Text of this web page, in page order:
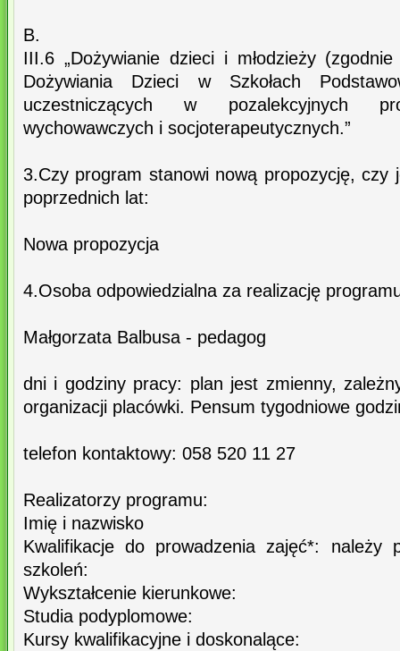
B.
III.6 „Dożywianie dzieci i młodzieży
Dożywiania Dzieci w Szkołach
uczestniczących w pozalekcyjnych
wychowawczych i socjoterapeutycznych.”
3.Czy program stanowi nową propozycję, czy
poprzednich lat:
Nowa propozycja
4.Osoba odpowiedzialna za realizację
Małgorzata Balbusa - pedagog
dni i godziny pracy: plan jest zmienny,
organizacji placówki. Pensum tygodniowe
telefon kontaktowy: 058 520 11 27
Realizatorzy programu:
Imię i nazwisko
Kwalifikacje do prowadzenia zajęć*: należy
szkoleń:
Wykształcenie kierunkowe:
Studia podyplomowe:
Kursy kwalifikacyjne i doskonalące: